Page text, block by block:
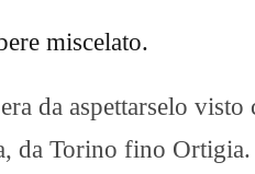
miscelato.
da aspettarselo visto
da Torino fino